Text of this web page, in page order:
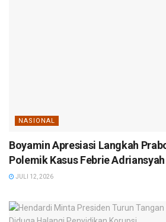
NASIONAL
Boyamin Apresiasi Langkah
Polemik Kasus Febrie Adriansyah
JULI 12, 2026